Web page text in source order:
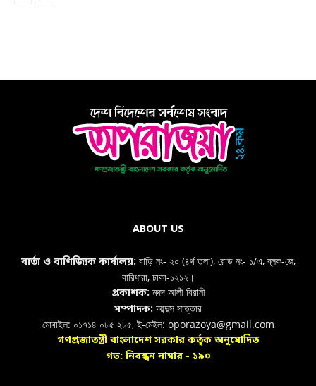
ABOUT US
বার্তা ও বাণিজ্যিক কার্যালয়: বাড়ি নং- ২০ (৪র্থ তলা), রোড নং- ১/এ, ব্লক-জে,
বারিধারা, ঢাকা-১২১২।
প্রকাশক:মদদ আলী বিরানী
সম্পাদক: আব্দুস সাত্তার
মোবাইল: ০১৭১৪ ০৮৫ ২৮৫, ই-মেইল: oporazoya@gmail.com
গণপ্রজাতন্ত্রী বাংলাদেশ সরকার কর্তৃক অনুমোদিত
গভ: নিবন্ধন নাম্বার - ১৯০